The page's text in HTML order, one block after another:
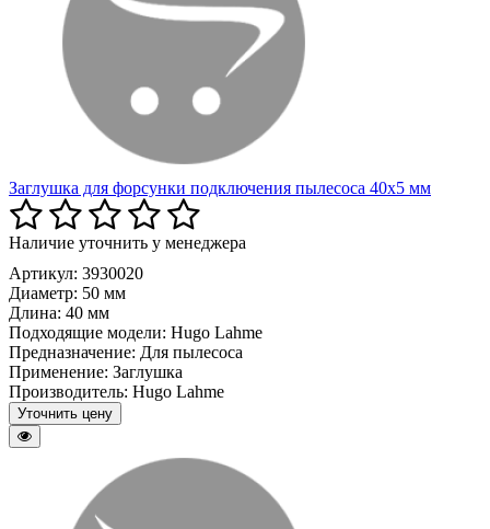
Заглушка для форсунки подключения пылесоса 40х5 мм
Наличие уточнить у менеджера
Артикул: 3930020
Диаметр: 50 мм
Длина: 40 мм
Подходящие модели: Hugo Lahme
Предназначение: Для пылесоса
Применение: Заглушка
Производитель: Hugo Lahme
Уточнить цену